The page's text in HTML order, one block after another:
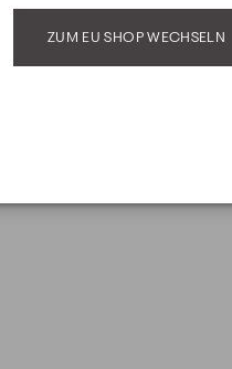
ZUM EU SHOP WECHSELN
Formulars akzeptierst Du unsere
.